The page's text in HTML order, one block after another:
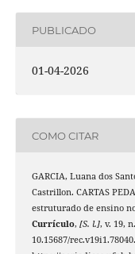
PUBLICADO
01-04-2026
COMO CITAR
GARCIA, Luana dos
Castrillon. CARTAS
estruturado de ensino
Currículo, [S. l.], v. 19,
10.15687/